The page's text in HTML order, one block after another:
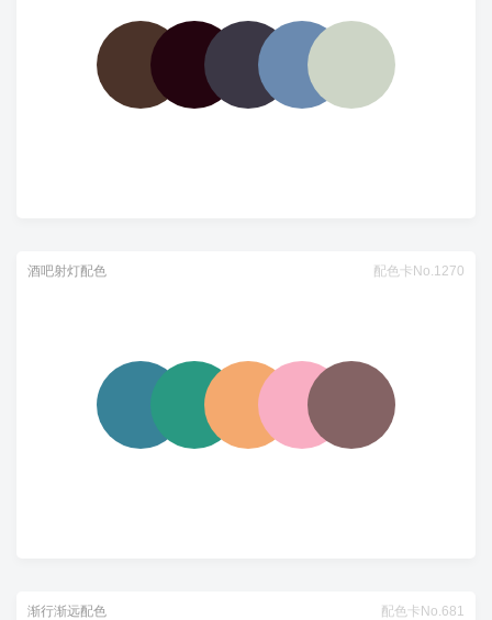
酒吧射灯配色 配色卡No.1270
渐行渐远配色 配色卡No.681